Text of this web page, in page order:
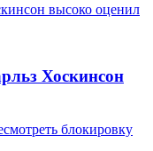
высоко оценил
Хоскинсон
блокировку